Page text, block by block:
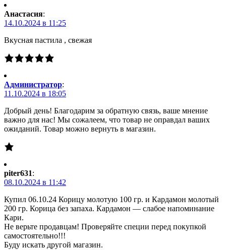
Анастасия:
14.10.2024 в 11:25
Вкусная пастила , свежая
Администратор:
11.10.2024 в 18:05
Добрый день! Благодарим за обратную связь, ваше мнение
важно для нас! Мы сожалеем, что товар не оправдал ваших
ожиданий. Товар можно вернуть в магазин.
piter631:
08.10.2024 в 11:42
Купил 06.10.24 Корицу молотую 100 гр. и Кардамон молотый
200 гр. Корица без запаха. Кардамон — слабое напоминание
Кари.
Не верьте продавцам! Проверяйте специи перед покупкой
самостоятельно!!!
Буду искать другой магазин.